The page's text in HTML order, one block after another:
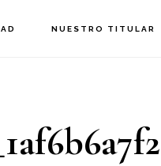
NUESTRO TITULAR